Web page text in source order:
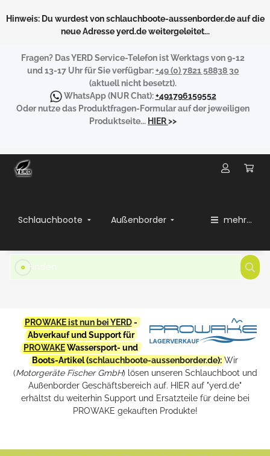
Hinweis: Du wurdest von schlauchboote-aussenborder.de auf die
neue Adresse yerd.de weitergeleitet...
Fragen? Das YERD Service-Telefon ist Werktags von 9-12
und 13-17 Uhr für Sie verfügbar:+49 (0) 7821 58838 30
(aktuell nicht besetzt).
WhatsApp(NUR Chat):+491796159552
Oder nutze das Produktfragen-Formular auf der jeweiligen
Produktseite... HIER>>
Schlauchboote Außenborder mehr...
PROWAKE ist nun bei YERD-
Abverkauf und Support für
PROWAKEWassersport- und
Boots-Artikel (schlauchboote-aussenborder.de): Wir
(Motorgeräte Fischer GmbH) lösen unseren Schlauchboot und
Außenborder Geschäftsbereich auf. HIER auf "yerd.de"
erhältst du weiterhin Support und Ersatzteile für deine bei
PROWAKE gekauften Produkte!